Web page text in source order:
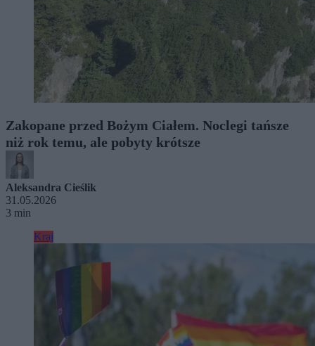
Zakopane przed Bożym Ciałem. Noclegi tańsze
niż rok temu, ale pobyty krótsze
Aleksandra Cieślik
31.05.2026
3 min
Kraj